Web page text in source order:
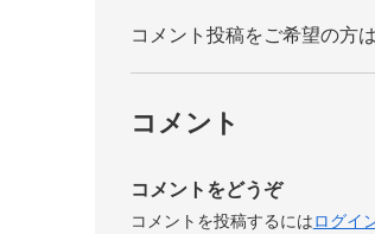
コメント投稿をご希望の方は
コメント
コメントをどうぞ
コメントを投稿するにはログイ